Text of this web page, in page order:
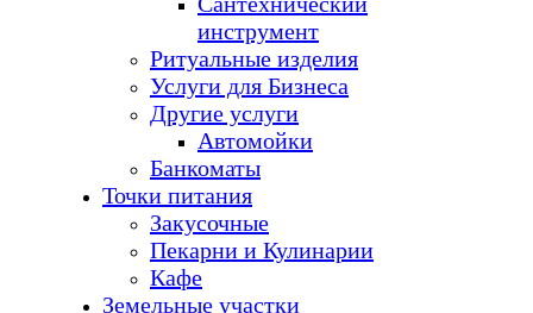
инструмент
Ритуальные изделия
Услуги для Бизнеса
Другие услуги
Автомойки
Банкоматы
Точки питания
Закусочные
Пекарни и Кулинарии
Кафе
Земельные участки